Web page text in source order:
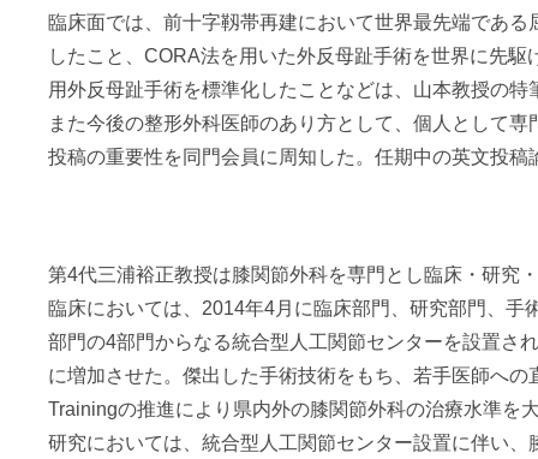
臨床面では、前十字靱帯再建において世界最先端であ
したこと、CORA法を用いた外反母趾手術を世界に先
用外反母趾手術を標準化したことなどは、山本教授の特
また今後の整形外科医師のあり方として、個人として
投稿の重要性を同門会員に周知した。任期中の英文投稿
第4代三浦裕正教授は膝関節外科を専門とし臨床・研究
臨床においては、2014年4月に臨床部門、研究部門、手
部門の4部門からなる統合型人工関節センターを設置さ
に増加させた。傑出した手術技術をもち、若手医師へ
Trainingの推進により県内外の膝関節外科の治療水準を
研究においては、統合型人工関節センター設置に伴い